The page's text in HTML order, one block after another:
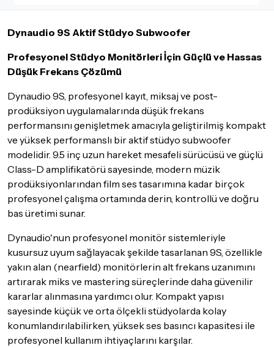
eksiksiz olması gerekmektedir. Satın almış olduğunuz ürünü
geçerek bilgi veriniz.
İade ve değişim koşulları, ürün kategorilerine göre farklılık
gösterebilir. Lütfen satın almadan önce ilgili ürünün
iade/değişim şartlarını kontrol ettiğinizden emin olun.
Detaylar içintıklayınız
Dynaudio 9S Aktif Stüdyo Subwoofer
Profesyonel Stüdyo Monitörleri İçin Güçlü ve Hassas
Düşük Frekans Çözümü
Dynaudio 9S, profesyonel kayıt, miksaj ve post-
prodüksiyon uygulamalarında düşük frekans
performansını genişletmek amacıyla geliştirilmiş kompakt
ve yüksek performanslı bir aktif stüdyo subwoofer
modelidir. 9.5 inç uzun hareket mesafeli sürücüsü ve güçlü
Class-D amplifikatörü sayesinde, modern müzik
prodüksiyonlarından film ses tasarımına kadar birçok
profesyonel çalışma ortamında derin, kontrollü ve doğru
bas üretimi sunar.
Dynaudio'nun profesyonel monitör sistemleriyle
kusursuz uyum sağlayacak şekilde tasarlanan 9S, özellikle
yakın alan (nearfield) monitörlerin alt frekans uzanımını
artırarak miks ve mastering süreçlerinde daha güvenilir
kararlar alınmasına yardımcı olur. Kompakt yapısı
sayesinde küçük ve orta ölçekli stüdyolarda kolay
konumlandırılabilirken, yüksek ses basıncı kapasitesi ile
profesyonel kullanım ihtiyaçlarını karşılar.